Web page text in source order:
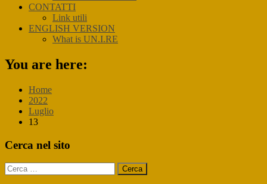
CONTATTI
Link utili
ENGLISH VERSION
What is UN.I.RE
You are here:
Home
2022
Luglio
13
Primary
Cerca nel sito
Ricerca
per: